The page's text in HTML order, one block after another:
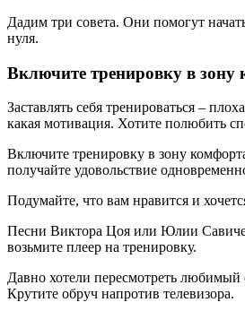
Дадим три совета. Они помогут
нуля.
Включите тренировку в зону
Заставлять себя тренироваться –
какая мотивация. Хотите полюбить
Включите тренировку в зону
получайте удовольствие
Подумайте, что вам нравится и
Песни Виктора Цоя или Юлии
возьмите плеер на тренировку.
Давно хотели пересмотреть любимый
Крутите обруч напротив телевизора.